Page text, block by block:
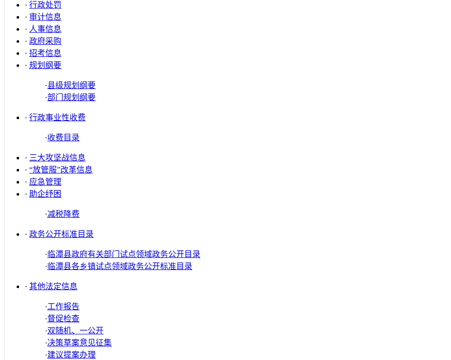
· 行政处罚
· 审计信息
· 人事信息
· 政府采购
· 招考信息
· 规划纲要
·县级规划纲要
·部门规划纲要
· 行政事业性收费
·收费目录
· 三大攻坚战信息
· “放管服”改革信息
· 应急管理
· 助企纾困
·减税降费
· 政务公开标准目录
· 临潭县政府有关部门试点领域政务公开目录
· 临潭县各乡镇试点领域政务公开标准目录
· 其他法定信息
·工作报告
·督促检查
·双随机、一公开
·决策草案意见征集
·建议提案办理